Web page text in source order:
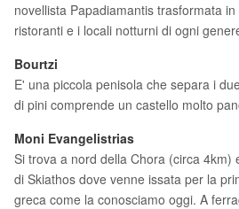
novellista Papadiamantis trasformata
ristoranti e i locali notturni di ogni
Bourtzi
E' una piccola penisola che separa i
di pini comprende un castello molto
Moni Evangelistrias
Si trova a nord della Chora (circa 4km)
di Skiathos dove venne issata per la
greca come la conosciamo oggi. A